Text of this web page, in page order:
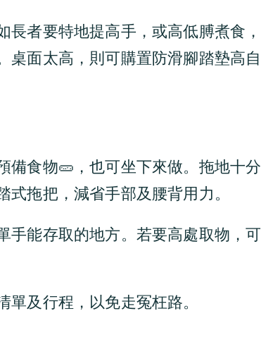
者要特地提高手，或高低膊煮食，
桌面太高，則可購置防滑腳踏墊高自
備食物🥒，也可坐下來做。拖地十分
拖把，減省手部及腰背用力。
手能存取的地方。若要高處取物，可
及行程，以免走冤枉路。